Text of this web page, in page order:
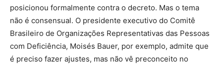
posicionou formalmente contra o decreto. Mas o tema
não é consensual. O presidente executivo do Comitê
Brasileiro de Organizações Representativas das Pessoas
com Deficiência, Moisés Bauer, por exemplo, admite que
é preciso fazer ajustes, mas não vê preconceito no